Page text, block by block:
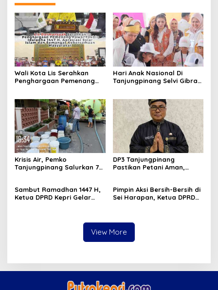
Wali Kota Lis Serahkan
Penghargaan Pemenang
Hidupkan Syiar Islam
Hari Anak Nasional Di
Tanjungpinang Selvi Gibran
Krisis Air, Pemko
Tanjungpinang Salurkan 75
DP3 Tanjungpinang
Pastikan Petani Aman,
Sambut Ramadhan 1447 H,
Ketua DPRD Kepri Gelar
Pimpin Aksi Bersih-Bersih di
Sei Harapan, Ketua DPRD
View More